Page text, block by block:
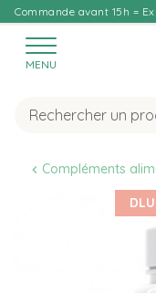
Commande avant 15h =
MENU
Compléments